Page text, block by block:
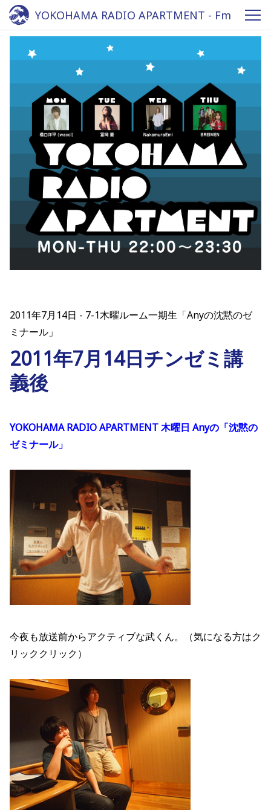
YOKOHAMA RADIO APARTMENT - Fm
yokohama 84.7
2011年7月14日
7-1木曜ルーム一期生「Anyの沈黙のゼ
ミナール」
2011年7月14日チンゼミ講
義後
YOKOHAMA RADIO APARTMENT 木曜日 Anyの「沈黙の
ゼミナール」
今夜も放送前からアクティブな武くん。（気になる方はク
リッククリック）